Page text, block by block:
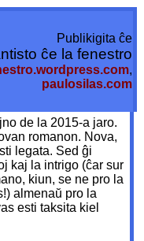
Publikigita ĉe
ĉe la fenestro
,
paulosilas.com
de la 2015-a jaro.
romanon. Nova,
legata. Sed ĝi
kaj la intrigo (ĉar sur
kiun, se ne pro la
almenaŭ pro la
esti taksita kiel